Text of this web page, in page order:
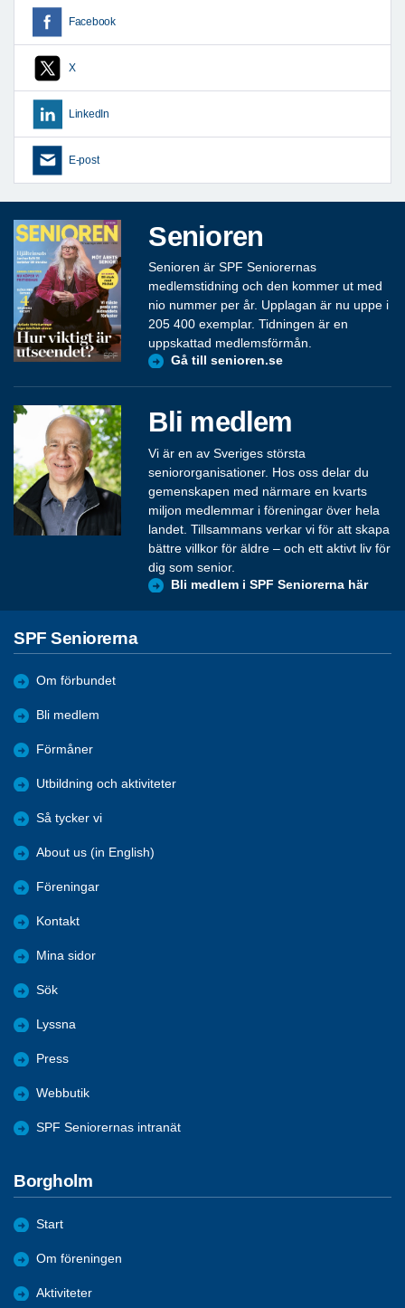
Facebook
X
LinkedIn
E-post
Senioren
Senioren är SPF Seniorernas
medlemstidning och den kommer ut med
nio nummer per år. Upplagan är nu uppe i
205 400 exemplar. Tidningen är en
uppskattad medlemsförmån.
Gå till senioren.se
Bli medlem
Vi är en av Sveriges största
seniororganisationer. Hos oss delar du
gemenskapen med närmare en kvarts
miljon medlemmar i föreningar över hela
landet. Tillsammans verkar vi för att skapa
bättre villkor för äldre – och ett aktivt liv för
dig som senior.
Bli medlem i SPF Seniorerna här
SPF Seniorerna
Om förbundet
Bli medlem
Förmåner
Utbildning och aktiviteter
Så tycker vi
About us (in English)
Föreningar
Kontakt
Mina sidor
Sök
Lyssna
Press
Webbutik
SPF Seniorernas intranät
Borgholm
Start
Om föreningen
Aktiviteter